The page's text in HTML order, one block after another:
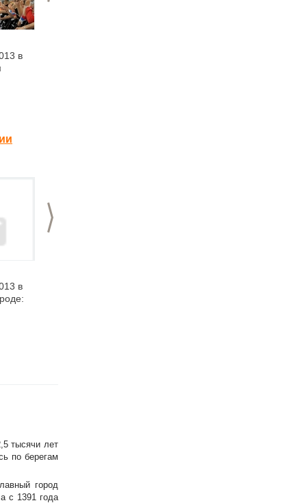
в
>
в
тысячи лет
по берегам
город
с 1391 года